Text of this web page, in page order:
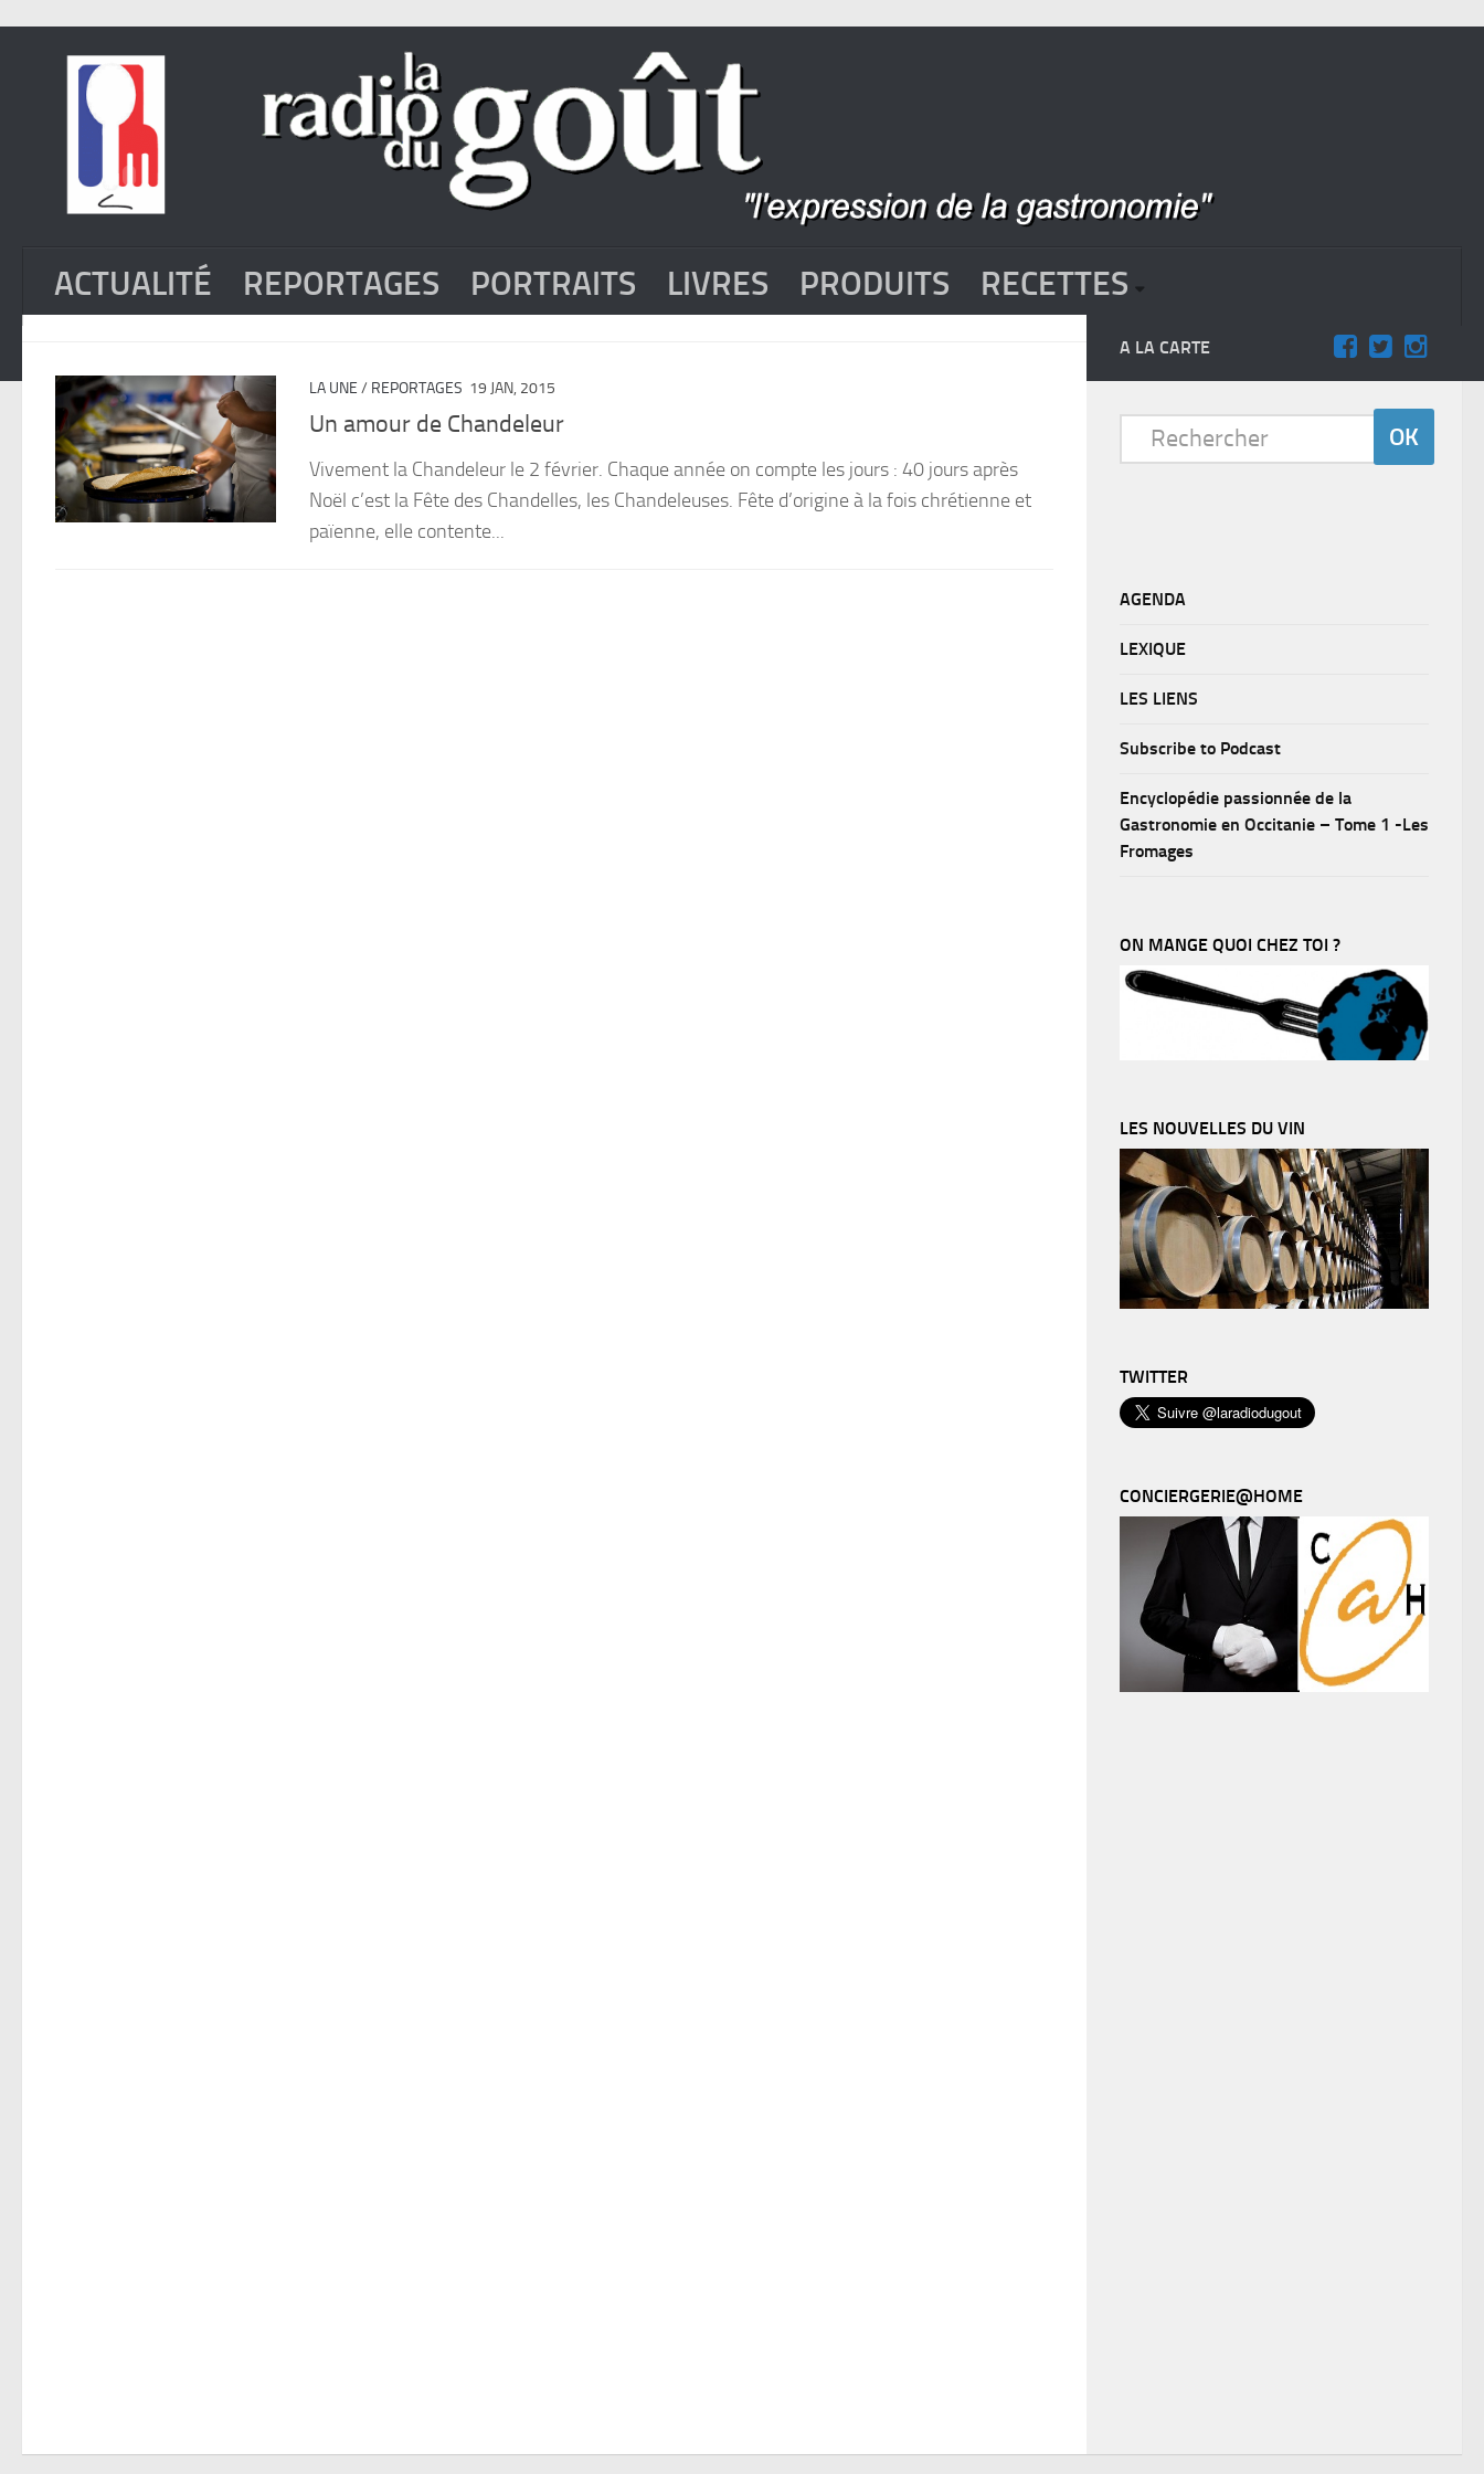
ACTUALITÉ REPORTAGES PORTRAITS LIVRES PRODUITS RECETTES
LA UNE / REPORTAGES 19 JAN, 2015
Un amour de Chandeleur
Vivement la Chandeleur le 2 février. Chaque année on compte les jours : 40 jours après
Noël c’est la Fête des Chandelles, les Chandeleuses. Fête d’origine à la fois chrétienne et
païenne, elle contente...
A LA CARTE
AGENDA
LEXIQUE
LES LIENS
Subscribe to Podcast
Encyclopédie passionnée de la
Gastronomie en Occitanie – Tome 1 -Les
Fromages
ON MANGE QUOI CHEZ TOI ?
LES NOUVELLES DU VIN
TWITTER
CONCIERGERIE@HOME